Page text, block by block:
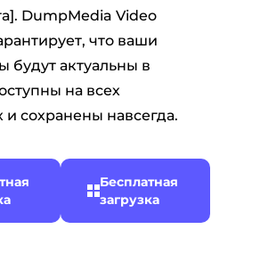
DumpMedia Video
что ваши
будут актуальны в
на всех
и сохранены навсегда.
Бесплатная
загрузка